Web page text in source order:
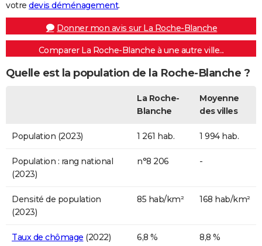
votre devis déménagement.
Donner mon avis sur La Roche-Blanche
Comparer La Roche-Blanche à une autre ville...
Quelle est la population de la Roche-Blanche ?
La Roche-
Blanche
Moyenne
des villes
Population (2023) 1 261 hab. 1 994 hab.
Population : rang national
(2023)
n°8 206 -
Densité de population
(2023)
85 hab/km² 168 hab/km²
Taux de chômage (2022) 6,8 % 8,8 %